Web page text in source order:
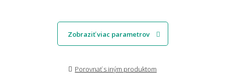
Zobraziť viac parametrov
Porovnať s iným produktom